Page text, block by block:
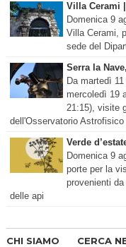
Villa Cerami
Domenica 9
Villa Cerami,
sede del
Serra la
Da martedì
mercoledì 19
21:15), visite
dell'Osservatorio Astrofisico
Verde
Domenica 9
porte per la
provenienti
delle api
CHI SIAMO CERCA